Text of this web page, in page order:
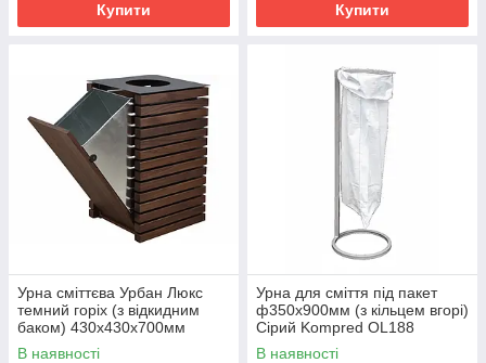
Купити Купити
Урна сміттєва Урбан Люкс
темний горіх (з відкидним
баком) 430х430х700мм
Kompred OL356/1.1
В наявності
Урна для сміття під пакет
ф350х900мм (з кільцем вгорі)
Сірий Kompred OL188
В наявності